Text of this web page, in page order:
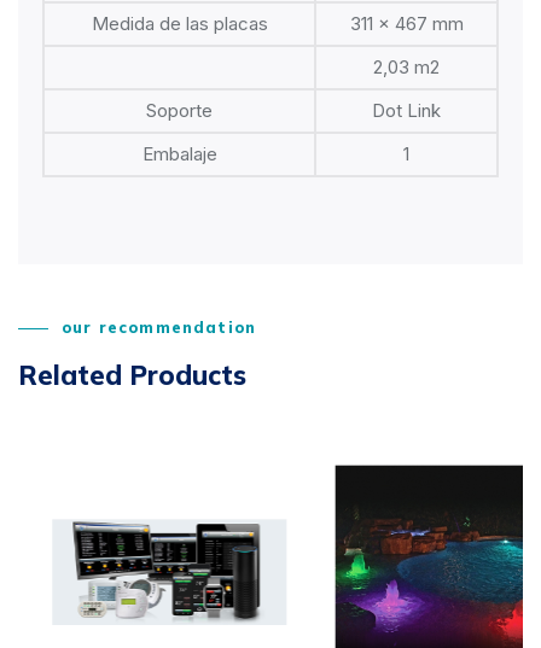
Medida de las placas
311 x 467 mm
2,03 m2
Soporte
Dot Link
Embalaje
1
our recommendation
Related Products